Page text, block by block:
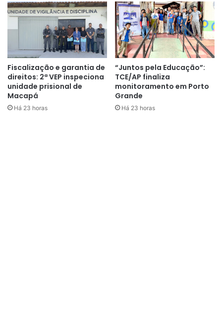
Fiscalização e garantia de
direitos: 2ª VEP inspeciona
unidade prisional de
Macapá
Há 23 horas
“Juntos pela Educação”:
TCE/AP finaliza
monitoramento em Porto
Grande
Há 23 horas